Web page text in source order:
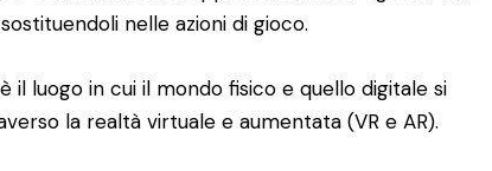
nelle azioni di gioco.
il luogo in cui il mondo fisico e quello digitale si
la realtà virtuale e aumentata (VR e AR).